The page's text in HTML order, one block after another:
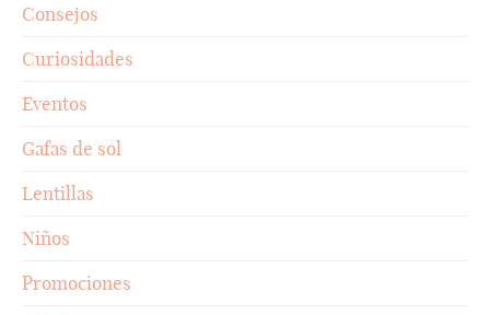
Consejos
Curiosidades
Eventos
Gafas de sol
Lentillas
Niños
Promociones